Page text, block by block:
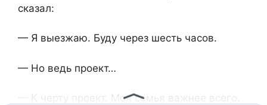
сказал:
— Я выезжаю. Буду через шесть часов.
— Но ведь проект…
— К черту проект. Моя семья важнее всего.